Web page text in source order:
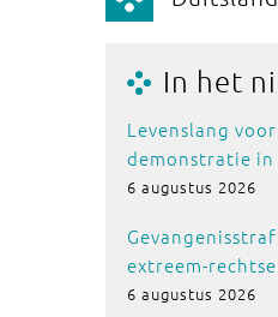
In het
Levenslang
demonstratie in
6 augustus 2026
extreem-
6 augustus 2026